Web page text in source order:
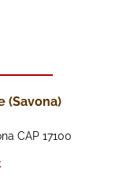
(Savona)
CAP 17100